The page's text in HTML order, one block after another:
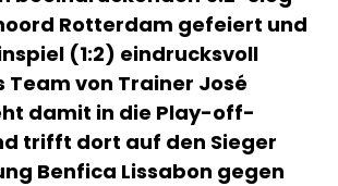
Rotterdam gefeiert und
(1:2) eindrucksvoll
Team von Trainer José
damit in die Play-off-
trifft dort auf den Sieger
Benfica Lissabon gegen